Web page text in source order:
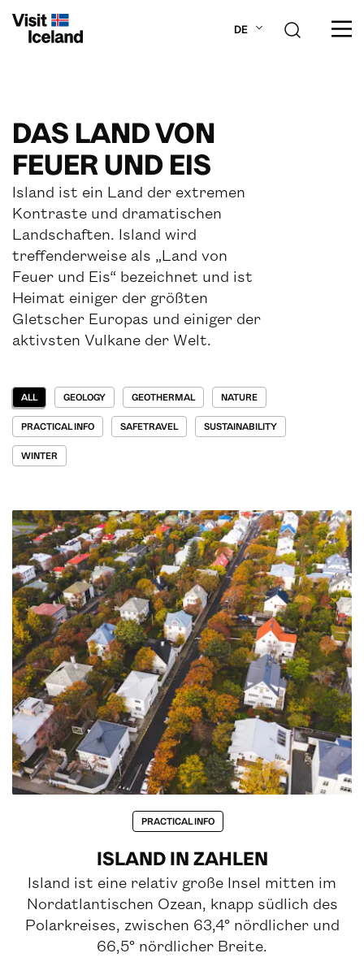
DE
PLAN DEINE REISE
REISEZIELE
AKTIVITÄTEN
DAS LAND VON
FEUER UND EIS
Island ist ein Land der extremen
Kontraste und dramatischen
Landschaften. Island wird
treffenderweise als „Land von
Feuer und Eis“ bezeichnet und ist
Heimat einiger der größten
Gletscher Europas und einiger der
aktivsten Vulkane der Welt.
ALL GEOLOGY GEOTHERMAL NATURE
PRACTICAL INFO SAFETRAVEL SUSTAINABILITY
WINTER
PRACTICAL INFO
ISLAND IN ZAHLEN
Island ist eine relativ große Insel mitten im
Nordatlantischen Ozean, knapp südlich des
Polarkreises, zwischen 63,4° nördlicher und
66,5° nördlicher Breite.